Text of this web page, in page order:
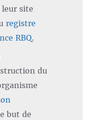
leur site
registre
RBQ.
du
but de